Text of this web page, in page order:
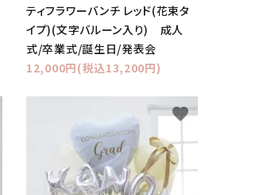
ティフラワーバンチ レッド(花束タ
イプ)(文字バルーン入り) 成人
式/卒業式/誕生日/発表会
12,000円(税込13,200円)
favorite